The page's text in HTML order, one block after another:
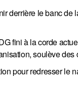
derrière le banc
fini à la corde
soulève
pour redresser le